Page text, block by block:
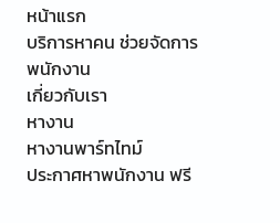
หน้าแรก
บริการหาคน ช่วยจัดการ
พนักงาน
เกี่ยวกับเรา
หางาน
หางานพาร์ทไทม์
ประกาศหาพนักงาน ฟรี